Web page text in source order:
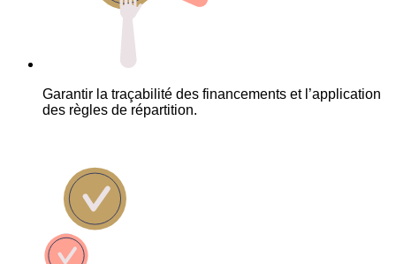
Garantir la traçabilité des financements et l’application
des règles de répartition.